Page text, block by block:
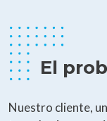
El
Nuestro cliente,